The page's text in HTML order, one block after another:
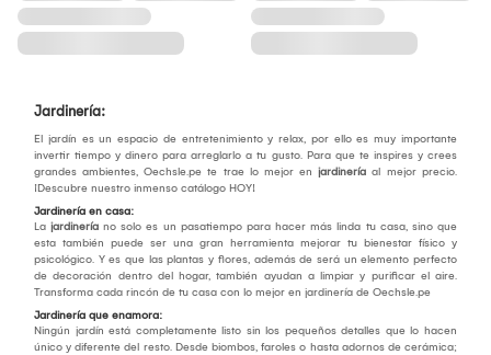
Jardinería:
El jardín es un espacio de entretenimiento y relax, por ello es muy importante
invertir tiempo y dinero para arreglarlo a tu gusto. Para que te inspires y crees
grandes ambientes, Oechsle.pe te trae lo mejor en jardinería al mejor precio.
¡Descubre nuestro inmenso catálogo HOY!
Jardinería en casa:
La jardinería no solo es un pasatiempo para hacer más linda tu casa, sino que
esta también puede ser una gran herramienta mejorar tu bienestar físico y
psicológico. Y es que las plantas y flores, además de será un elemento perfecto
de decoración dentro del hogar, también ayudan a limpiar y purificar el aire.
Transforma cada rincón de tu casa con lo mejor en jardinería de Oechsle.pe
Jardinería que enamora:
Ningún jardín está completamente listo sin los pequeños detalles que lo hacen
único y diferente del resto. Desde biombos, faroles o hasta adornos de cerámica;